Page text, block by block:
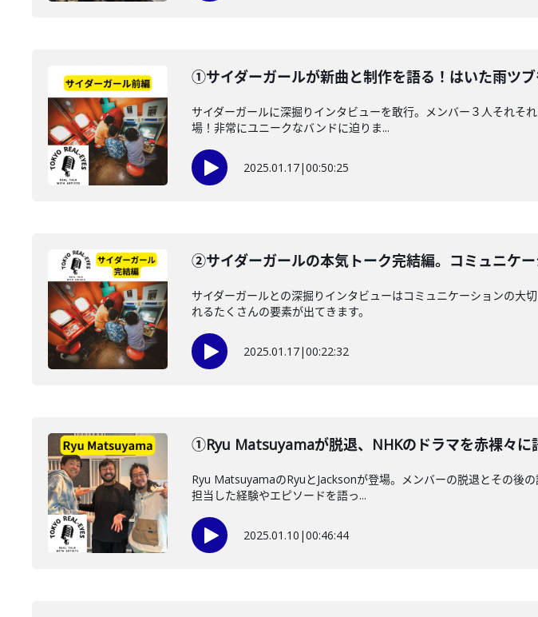
①サイダーガールが新曲と制作を語る！はいた雨ツブ
サイダーガールに深掘りインタビューを敢行。メンバー３人それそ
場！非常にユニークなバンドに迫りま...
2025.01.17|00:50:25
②サイダーガールの本気トーク完結編。コミュニケ
サイダーガールとの深掘りインタビューはコミュニケーションの大
れるたくさんの要素が出てきます。
2025.01.17|00:22:32
①Ryu Matsuyamaが脱退、NHKのドラマを赤裸々に
Ryu MatsuyamaのRyuとJacksonが登場。メンバーの脱退とその後
担当した経験やエピソードを語っ...
2025.01.10 |00:46:44